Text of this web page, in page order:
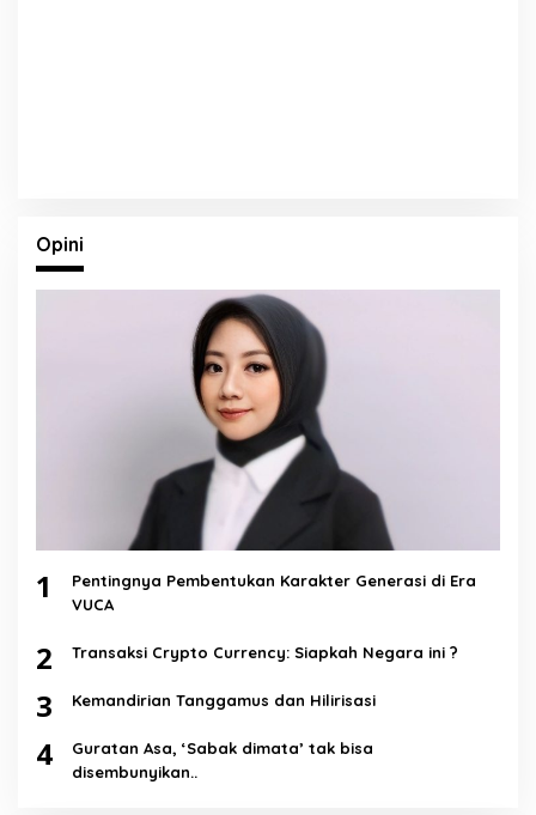
Opini
1
Pentingnya Pembentukan Karakter Generasi di Era
VUCA
2 Transaksi Crypto Currency: Siapkah Negara ini ?
3 Kemandirian Tanggamus dan Hilirisasi
4
Guratan Asa, ‘Sabak dimata’ tak bisa
disembunyikan..